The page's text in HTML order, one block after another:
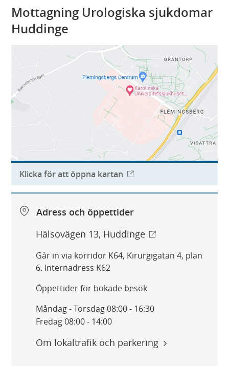
Mottagning Urologiska sjukdomar
Huddinge
Klicka för att öppna kartan
Adress och öppettider
Hälsovägen 13, Huddinge
Går in via korridor K64, Kirurgigatan 4, plan
6. Internadress K62
Öppettider för bokade besök
Måndag - Torsdag 08:00 - 16:30
Fredag 08:00 - 14:00
Om lokaltrafik och parkering